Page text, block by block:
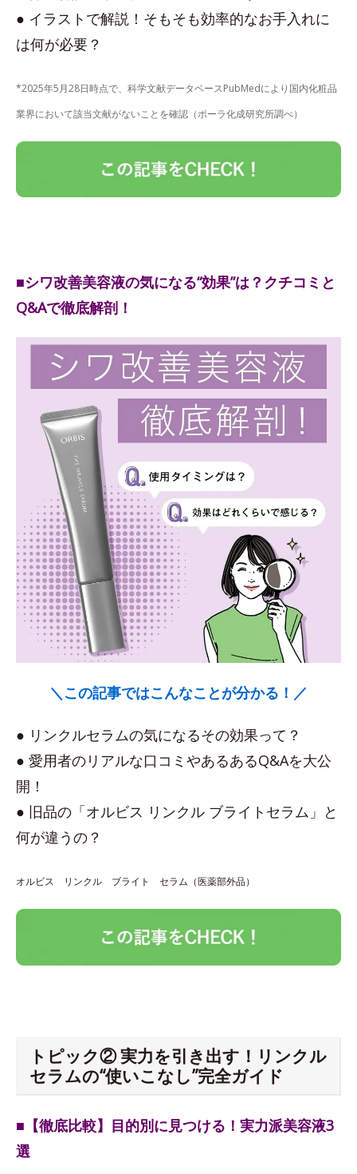
● イラストで解説！そもそも効率的なお手入れに
は何が必要？
*2025年5月28日時点で、科学文献データベースPubMedにより国内化粧品
業界において該当文献がないことを確認（ポーラ化成研究所調べ）
■シワ改善美容液の気になる“効果”は？クチコミと
Q&Aで徹底解剖！
＼この記事ではこんなことが分かる！／
● リンクルセラムの気になるその効果って？
● 愛用者のリアルな口コミやあるあるQ&Aを大公
開！
● 旧品の「オルビス リンクル ブライトセラム」と
何が違うの？
オルビス リンクル ブライト セラム（医薬部外品）
トピック② 実力を引き出す！リンクル
セラムの“使いこなし”完全ガイド
■【徹底比較】目的別に見つける！実力派美容液3
選